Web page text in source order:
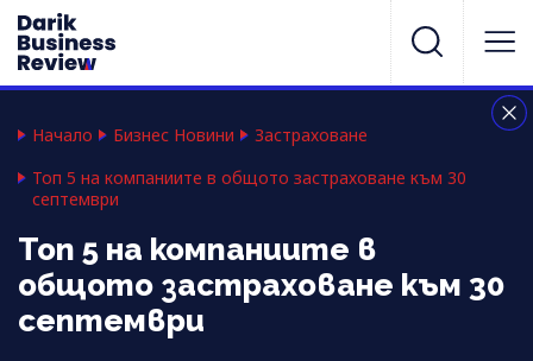
Начало Бизнес Новини
Застраховане
Топ 5 на компаниите в общото застраховане към 30
септември
Топ 5 на компаниите в
общото застраховане към 30
септември